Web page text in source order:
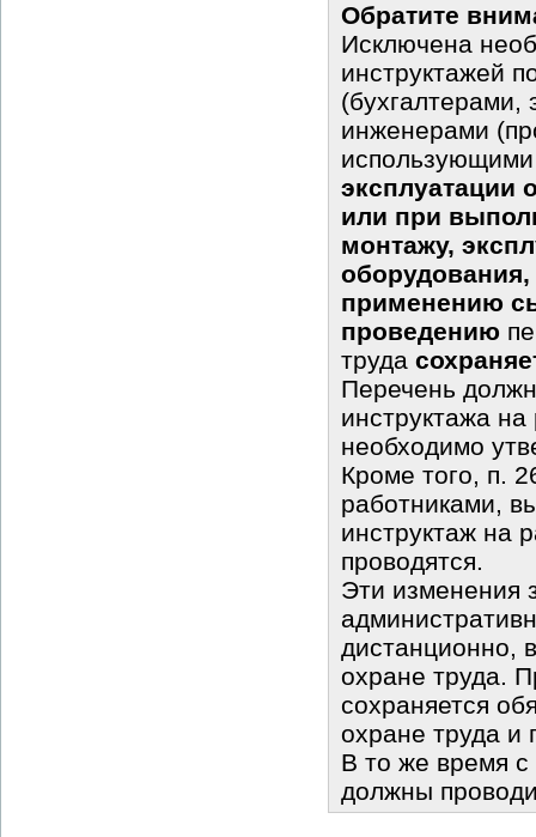
Обратите
Исключена
инструктажей
(бухгалтерами,
инженерами
эксплуатации
или при
монтажу,
применению
проведению
труда
Перечень
инструктажа
необходимо
Кроме того, п.
работниками,
инструктаж на
проводятся.
Эти изменения
дистанционно,
охране труда.
сохраняется
охране труда и
В то же время с
должны